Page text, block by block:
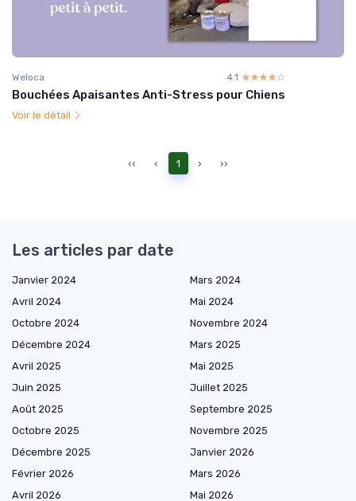
Weloca 4.1 ☆☆☆☆☆
★★★★★
Bouchées Apaisantes Anti-Stress pour Chiens
Voir le détail
‹‹ ‹ 1 › ››
Les articles par date
Janvier 2024
Mars 2024
Avril 2024
Mai 2024
Octobre 2024
Novembre 2024
Décembre 2024
Mars 2025
Avril 2025
Mai 2025
Juin 2025
Juillet 2025
Août 2025
Septembre 2025
Octobre 2025
Novembre 2025
Décembre 2025
Janvier 2026
Février 2026
Mars 2026
Avril 2026
Mai 2026